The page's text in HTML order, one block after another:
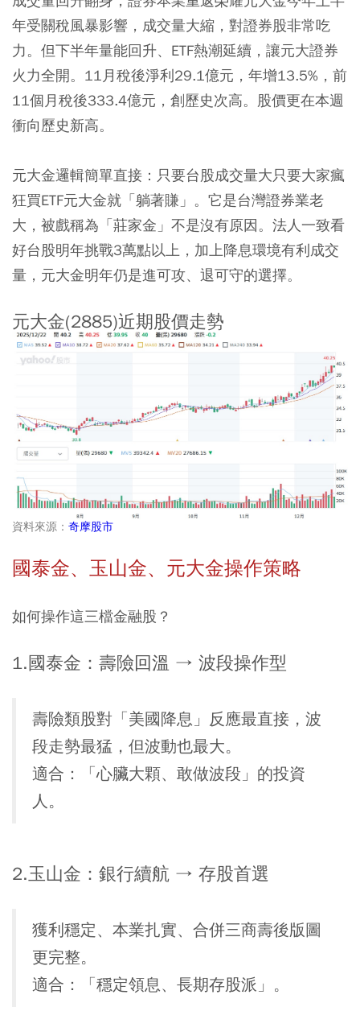
年受關稅風暴影響，成交量大縮，對證券股非常吃
力。但下半年量能回升、ETF熱潮延續，讓元大證券
火力全開。11月稅後淨利29.1億元，年增13.5%，前
11個月稅後333.4億元，創歷史次高。股價更在本週
衝向歷史新高。
元大金邏輯簡單直接：只要台股成交量大只要大家瘋
狂買ETF元大金就「躺著賺」。它是台灣證券業老
大，被戲稱為「莊家金」不是沒有原因。法人一致看
好台股明年挑戰3萬點以上，加上降息環境有利成交
量，元大金明年仍是進可攻、退可守的選擇。
元大金(2885)近期股價走勢
資料來源： 奇摩股市
國泰金、玉山金、元大金操作策略
如何操作這三檔金融股？
1.國泰金：壽險回溫 → 波段操作型
壽險類股對「美國降息」反應最直接，波
段走勢最猛，但波動也最大。
適合：「心臟大顆、敢做波段」的投資
人。
2.玉山金：銀行續航 → 存股首選
獲利穩定、本業扎實、合併三商壽後版圖
更完整。
適合：「穩定領息、長期存股派」。